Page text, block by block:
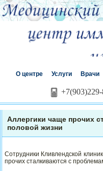
О центре Услуги Врачи
Аллергики чаще прочих
половой жизни
Сотрудники Кливлендской
прочих сталкиваются с